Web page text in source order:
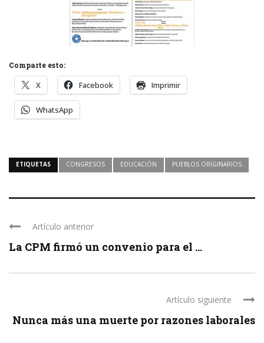
Comparte esto:
X Facebook Imprimir
WhatsApp
ETIQUETAS CONGRESOS EDUCACIÓN PUEBLOS ORIGINARIOS
Artículo anterior
La CPM firmó un convenio para el ...
Artículo siguiente
Nunca más una muerte por razones laborales